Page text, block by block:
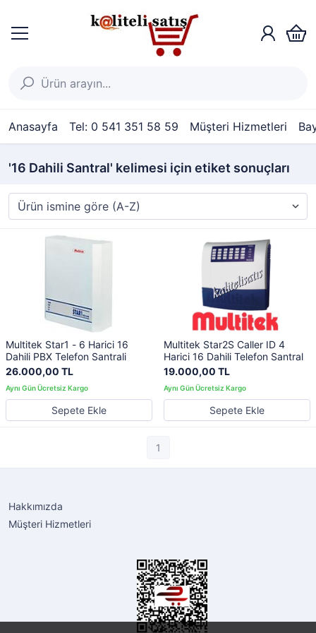
Anasayfa Tel: 0 541 351 58 59 Müşteri Hizmetleri
'16 Dahili Santral' kelimesi için etiket sonuçları
Multitek Star1 - 6 Harici 16
Dahili PBX Telefon Santrali
26.000,00 TL
Sepete Ekle
Multitek Star2S Caller ID 4
Harici 16 Dahili Telefon Santral
19.000,00 TL
Sepete Ekle
1
Hakkımızda
Müşteri Hizmetleri